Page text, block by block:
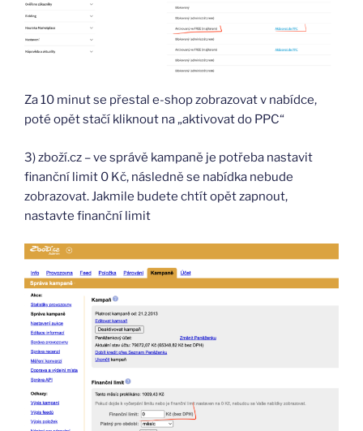
Za 10 minut se přestal e-shop zobrazovat v nabídce,
poté opět stačí kliknout na „aktivovat do PPC“
3) zboží.cz – ve správě kampaně je potřeba nastavit
finanční limit 0 Kč, následně se nabídka nebude
zobrazovat. Jakmile budete chtít opět zapnout,
nastavte finanční limit